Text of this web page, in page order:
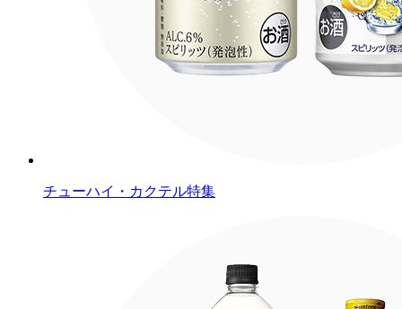
チューハイ・カクテル特集